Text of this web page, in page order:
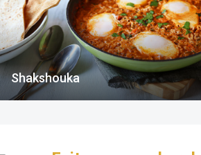
Shakshouka